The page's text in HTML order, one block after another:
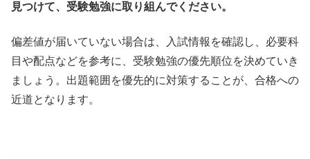
見つけて、受験勉強に取り組んでください。
偏差値が届いていない場合は、入試情報を確認し、必要科
目や配点などを参考に、受験勉強の優先順位を決めていき
ましょう。 出題範囲を優先的に対策することが、合格への
近道となります。